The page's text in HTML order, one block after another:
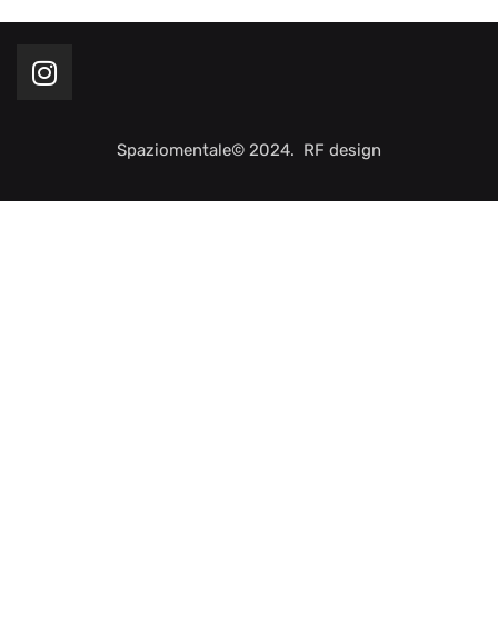
Spaziomentale© 2024. RF design